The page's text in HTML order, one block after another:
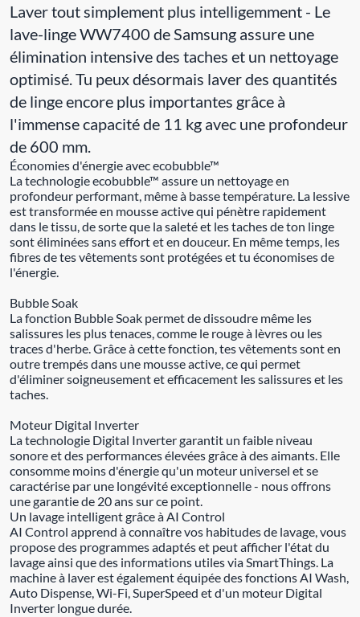
Laver tout simplement plus intelligemment - Le
lave-linge WW7400 de Samsung assure une
élimination intensive des taches et un nettoyage
optimisé. Tu peux désormais laver des quantités
de linge encore plus importantes grâce à
l'immense capacité de 11 kg avec une profondeur
de 600 mm.
Économies d'énergie avec ecobubble™
La technologie ecobubble™ assure un nettoyage en
profondeur performant, même à basse température. La lessive
est transformée en mousse active qui pénètre rapidement
dans le tissu, de sorte que la saleté et les taches de ton linge
sont éliminées sans effort et en douceur. En même temps, les
fibres de tes vêtements sont protégées et tu économises de
l'énergie.
Bubble Soak
La fonction Bubble Soak permet de dissoudre même les
salissures les plus tenaces, comme le rouge à lèvres ou les
traces d'herbe. Grâce à cette fonction, tes vêtements sont en
outre trempés dans une mousse active, ce qui permet
d'éliminer soigneusement et efficacement les salissures et les
taches.
Moteur Digital Inverter
La technologie Digital Inverter garantit un faible niveau
sonore et des performances élevées grâce à des aimants. Elle
consomme moins d'énergie qu'un moteur universel et se
caractérise par une longévité exceptionnelle - nous offrons
une garantie de 20 ans sur ce point.
Un lavage intelligent grâce à AI Control
AI Control apprend à connaître vos habitudes de lavage, vous
propose des programmes adaptés et peut afficher l'état du
lavage ainsi que des informations utiles via SmartThings. La
machine à laver est également équipée des fonctions AI Wash,
Auto Dispense, Wi-Fi, SuperSpeed et d'un moteur Digital
Inverter longue durée.